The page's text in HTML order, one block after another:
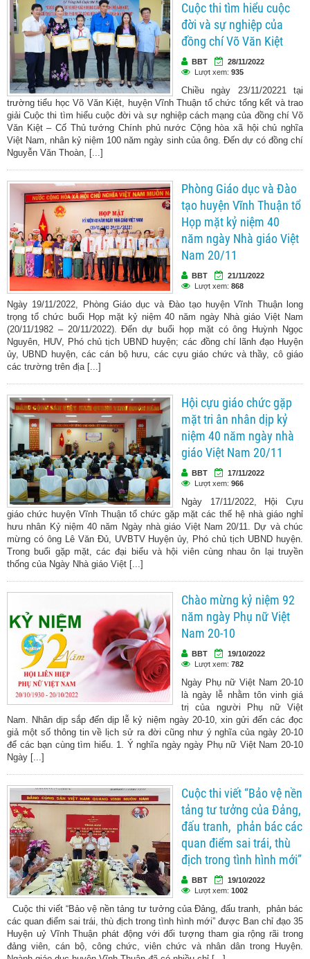
Cuộc thi tìm hiểu cuộc
đời và sự nghiệp của
đồng chí Võ Văn Kiệt
BBT
28/11/2022
Lượt xem: 935
Chiều ngày 23/11/20221 tại
trường tiểu học Võ Văn Kiệt, huyện Vĩnh Thuận tổ chức tổng kết và trao
giải Cuộc thi tìm hiểu cuộc đời và sự nghiệp cách mạng của đồng chí Võ
Văn Kiệt – Cố Thủ tướng Chính phủ nước Cộng hòa xã hội chủ nghĩa
Việt Nam, nhân kỷ niệm 100 năm ngày sinh của ông. Đến dự có đồng chí
Nguyễn Văn Thoàn, [...]
Phòng Giáo dục và Đào
tạo huyện Vĩnh Thuận tổ
Họp mặt kỷ niệm 40
năm ngày Nhà giáo Việt
Nam 20/11
BBT
21/11/2022
Lượt xem: 868
Ngày 19/11/2022, Phòng Giáo dục và Đào tạo huyện Vĩnh Thuận long
trọng tổ chức buổi Họp mặt kỷ niệm 40 năm ngày Nhà giáo Việt Nam
(20/11/1982 – 20/11/2022). Đến dự buổi họp mặt có ông Huỳnh Ngọc
Nguyên, HUV, Phó chủ tịch UBND huyện; các đồng chí lãnh đạo Huyện
ủy, UBND huyện, các cán bộ hưu, các cựu giáo chức và thầy, cô giáo
các trường trên địa [...]
Hội cựu giáo chức gặp
mặt tri ân nhân dịp kỷ
niệm 40 năm ngày nhà
giáo Việt Nam 20/11
BBT
17/11/2022
Lượt xem: 966
Ngày 17/11/2022, Hội Cựu
giáo chức huyện Vĩnh Thuận tổ chức gặp mặt các thế hệ nhà giáo nghỉ
hưu nhân Kỷ niệm 40 năm Ngày nhà giáo Việt Nam 20/11. Dự và chúc
mừng có ông Lê Văn Đủ, UVBTV Huyện ủy, Phó chủ tịch UBND huyện.
Trong buổi gặp mặt, các đại biểu và hội viên cùng nhau ôn lại truyền
thống của Ngày Nhà giáo Việt [...]
Chào mừng kỷ niệm 92
năm ngày Phụ nữ Việt
Nam 20-10
BBT
19/10/2022
Lượt xem: 782
Ngày Phụ nữ Việt Nam 20-10
là ngày lễ nhằm tôn vinh giá
trị của người Phụ nữ Việt
Nam. Nhân dịp sắp đến dịp lễ kỷ niệm ngày 20-10, xin gửi đến các đọc
giả một số thông tin về lịch sử ra đời cũng như ý nghĩa của ngày 20-10
để các bạn cùng tìm hiểu. 1. Ý nghĩa ngày ngày Phụ nữ Việt Nam 20-10
Ngày [...]
Cuộc thi viết “Bảo vệ nền
tảng tư tưởng của Đảng,
đấu tranh, phản bác các
quan điểm sai trái, thù
địch trong tình hình mới”
BBT
19/10/2022
Lượt xem: 1002
Cuộc thi viết “Bảo vệ nền tảng tư tưởng của Đảng, đấu tranh, phản bác
các quan điểm sai trái, thù địch trong tình hình mới” được Ban chỉ đạo 35
Huyện uỷ Vĩnh Thuận phát động với đối tượng tham gia rộng rãi trong
đảng viên, cán bộ, công chức, viên chức và nhân dân trong Huyện.